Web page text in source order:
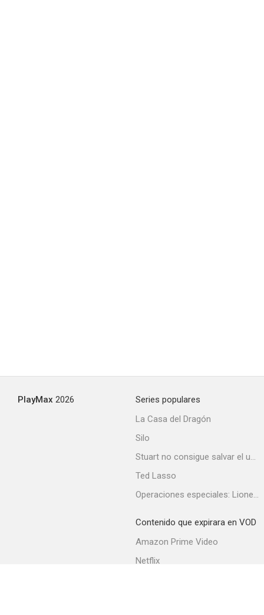
PlayMax 2026
Series populares
La Casa del Dragón
Silo
Stuart no consigue salvar el universo
Ted Lasso
Operaciones especiales: Lioness
Contenido que expirara en VOD
Amazon Prime Video
Netflix